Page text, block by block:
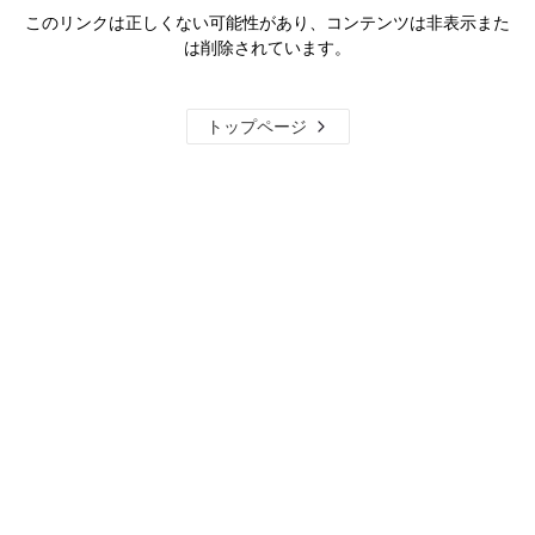
このリンクは正しくない可能性があり、コンテンツは非表示また
は削除されています。
トップページ